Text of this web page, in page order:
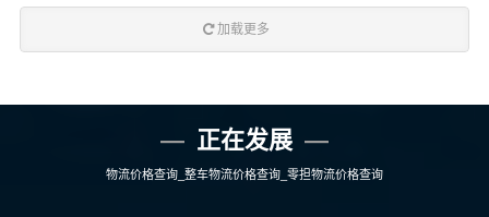
加载更多
正在发展
物流价格查询_整车物流价格查询_零担物流价格查询